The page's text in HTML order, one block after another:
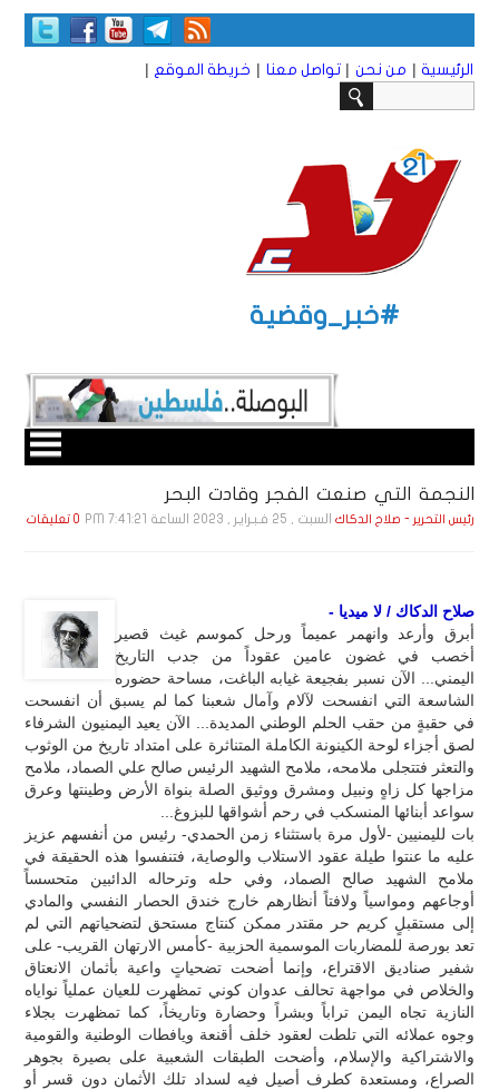
الرئيسية | من نحن | تواصل معنا | خريطة الموقع |
#خبر_وقضية
النجمة التي صنعت الفجر وقادت البحر
رئيس التحرير - صلاح الدكاك السبت , 25 فـبـرايـر , 2023 الساعة 7:41:21 PM 0 تعليقات
صلاح الدكاك / لا ميديا -
أبرق وأرعد وانهمر عميماً ورحل كموسم غيث قصير
أخصب في غضون عامين عقوداً من جدب التاريخ
اليمني... الآن نسبر بفجيعة غيابه الباغت، مساحة حضوره
الشاسعة التي انفسحت لآلام وآمال شعبنا كما لم يسبق أن انفسحت
في حقبةٍ من حقب الحلم الوطني المديدة... الآن يعيد اليمنيون الشرفاء
لصق أجزاء لوحة الكينونة الكاملة المتناثرة على امتداد تاريخ من الوثوب
والتعثر فتتجلى ملامحه، ملامح الشهيد الرئيس صالح علي الصماد، ملامح
مزاجها كل زاهٍ ونبيل ومشرق ووثيق الصلة بنواة الأرض وطينتها وعرق
سواعد أبنائها المنسكب في رحم أشواقها للبزوغ...
بات لليمنيين -لأول مرة باستثناء زمن الحمدي- رئيس من أنفسهم عزيز
عليه ما عنتوا طيلة عقود الاستلاب والوصاية، فتنفسوا هذه الحقيقة في
ملامح الشهيد صالح الصماد، وفي حله وترحاله الدائبين متحسساً
أوجاعهم ومواسياً ولافتاً أنظارهم خارج خندق الحصار النفسي والمادي
إلى مستقبلٍ كريم حر مقتدر ممكن كنتاج مستحق لتضحياتهم التي لم
تعد بورصة للمضاربات الموسمية الحزبية -كأمس الارتهان القريب- على
شفير صناديق الاقتراع، وإنما أضحت تضحياتٍ واعية بأثمان الانعتاق
والخلاص في مواجهة تحالف عدوان كوني تمظهرت للعيان عملياً نواياه
النازية تجاه اليمن تراباً وبشراً وحضارة وتاريخاً، كما تمظهرت بجلاء
وجوه عملائه التي تلطت لعقود خلف أقنعة ويافطات الوطنية والقومية
والاشتراكية والإسلام، وأضحت الطبقات الشعبية على بصيرة بجوهر
الصراع، ومستعدة كطرف أصيل فيه لسداد تلك الأثمان دون قسر أو